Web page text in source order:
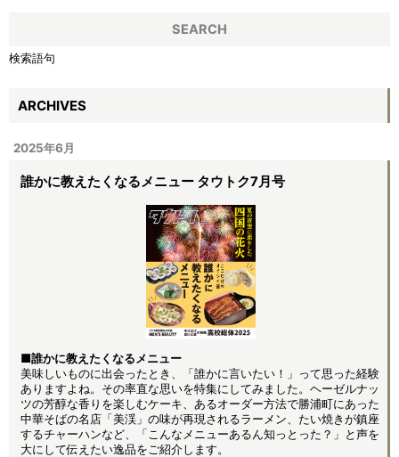
ARCHIVES
2025年6月
誰かに教えたくなるメニュー タウトク7月号
■誰かに教えたくなるメニュー
美味しいものに出会ったとき、「誰かに言いたい！」って思った経験
ありますよね。その率直な思いを特集にしてみました。ヘーゼルナッ
ツの芳醇な香りを楽しむケーキ、あるオーダー方法で勝浦町にあった
中華そばの名店「美渓」の味が再現されるラーメン、たい焼きが鎮座
するチャーハンなど、「こんなメニューあるん知っとった？」と声を
大にして伝えたい逸品をご紹介します。
SEARCH
検索語句